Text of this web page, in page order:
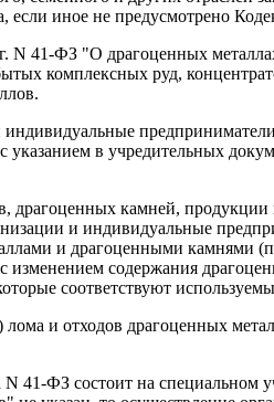
если иное не предусмотрено
N 41-ФЗ "О драгоценных
комплексных руд,
в учредительных
камней, продукции
и индивидуальные
и драгоценными камнями
изменением содержания
соответствуют
и отходов драгоценных
41-ФЗ состоит на специальном